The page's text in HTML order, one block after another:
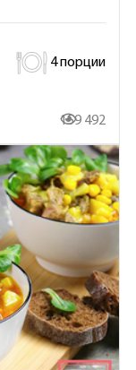
4 порции
159 492